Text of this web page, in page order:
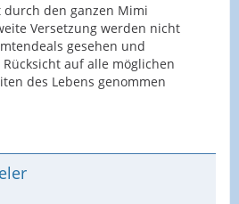
durch den ganzen Mimi
Versetzung werden nicht
gesehen und
auf alle möglichen
des Lebens genommen